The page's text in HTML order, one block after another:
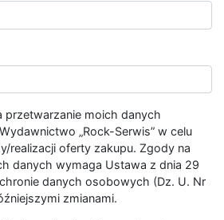
przetwarzanie moich danych
„Rock-Serwis” w celu
realizacji oferty zakupu. Zgody na
danych wymaga Ustawa z dnia 29
danych osobowych (Dz. U. Nr
zmianami.